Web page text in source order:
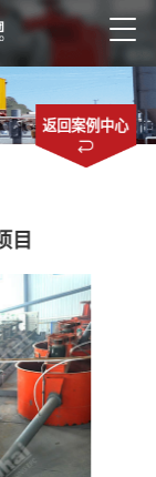
返回案例中心
目